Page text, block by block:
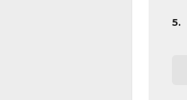
5.